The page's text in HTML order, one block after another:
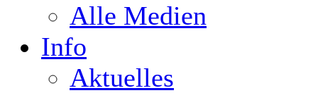
Alle Medien
Info
Aktuelles